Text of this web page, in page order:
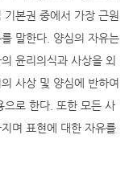
본권 중에서 가장 근원
말한다. 양심의 자유는
윤리의식과 사상을 외
사상 및 양심에 반하여
으로 한다. 또한 모든 사
며 표현에 대한 자유를